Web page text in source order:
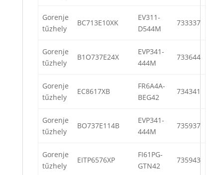
Gorenje
tűzhely
BC713E10XK
EV311-
D544M
733337
Gorenje
tűzhely
B1O737E24X
EVP341-
444M
733644
Gorenje
tűzhely
EC8617XB
FR6A4A-
BEG42
734341
Gorenje
tűzhely
BO737E114B
EVP341-
444M
735937
Gorenje
tűzhely
EITP6576XP
FI61PG-
GTN42
735943